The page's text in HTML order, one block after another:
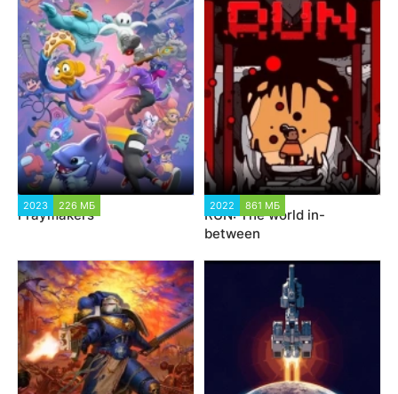
2023 226 МБ
Fraymakers
2022 861 МБ
RUN: The world in-
between